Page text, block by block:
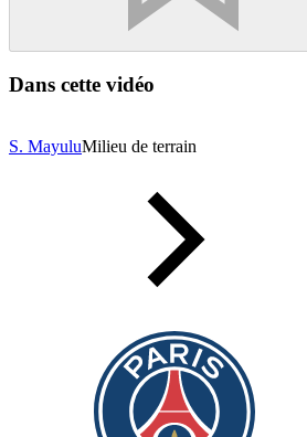
Dans cette vidéo
S. MayuluMilieu de terrain